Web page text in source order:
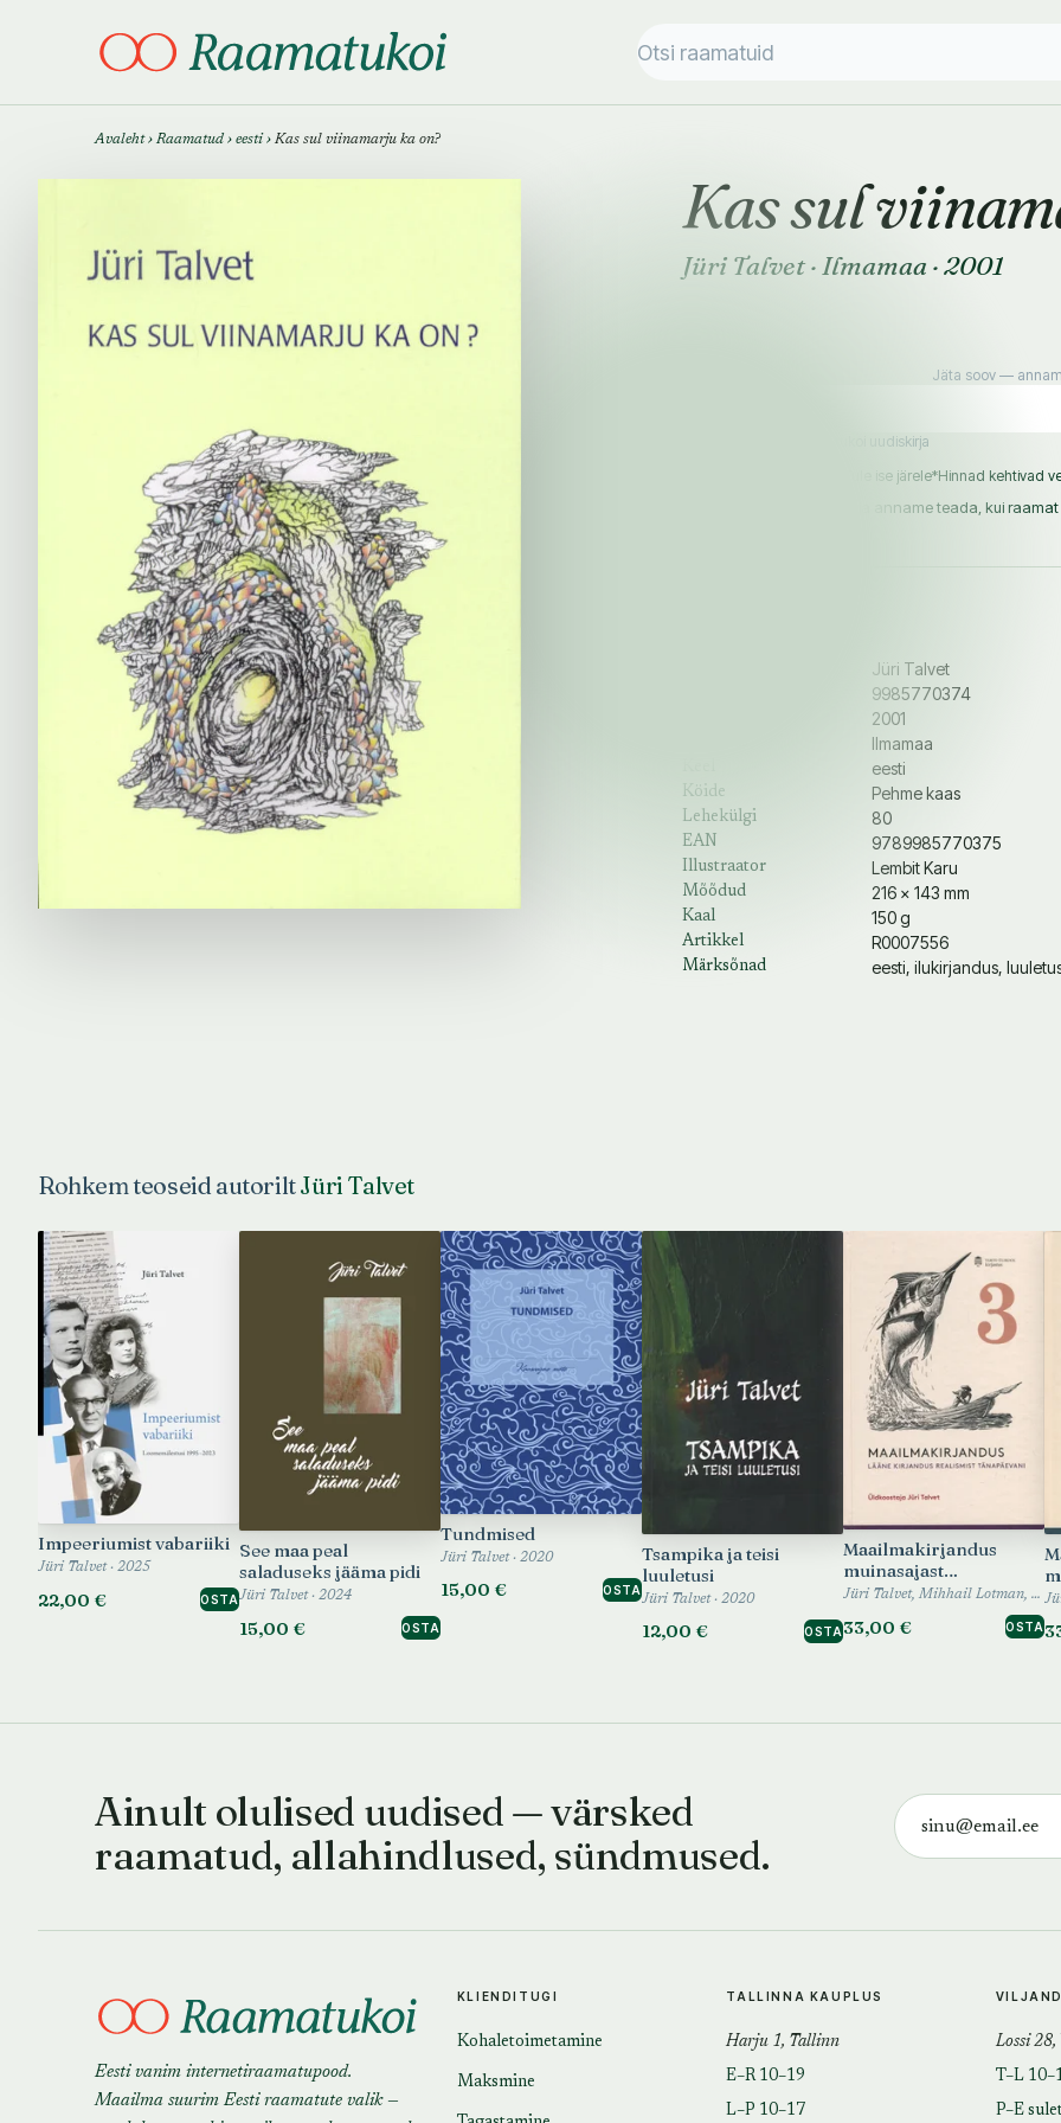
Avaleht› Raamatud › eesti › Kas sul viinamarju ka on?
Kas sul
Jüri Talvet·Ilmamaa ·2001
Jäta soov —
Soovin saada Raamatukoi uudiskirja
Tule ise järele*Hinnad kehtivad
Läbi müüdud — jäta soov ja anname teada, kui
Jüri Talvet
9985770374
2001
Ilmamaa
eesti
Köide Pehme kaas
Lehekülgi 80
EAN 9789985770375
Illustraator Lembit Karu
Mõõdud 216 × 143 mm
Kaal 150 g
Artikkel R0007556
Märksõnad eesti, ilukirjandus,
Rohkem teoseid autoriltJüri Talvet
Impeeriumist vabariiki
Jüri Talvet · 2025
22,00 € OSTA
See maa peal
saladuseks jääma pidi
Jüri Talvet · 2024
15,00 € OSTA
Tundmised
Jüri Talvet · 2020
15,00 € OSTA
Tsampika ja teisi
luuletusi
Jüri Talvet · 2020
12,00 € OSTA
Maailmakirjandus
muinasajast
tänapäevani
Jüri Talvet, Mihhail Lotman, Gustav Liiv, Luule Epner, Ülle Pärli, Kerttu Wagner · 2020
33,00 € OSTA
Ainult olulised uudised — värsked
raamatud, allahindlused, sündmused.
Eesti vanim internetiraamatupood.
Maailma suurim Eesti raamatute valik —
KLIENDITUGI
Kohaletoimetamine
Maksmine
TALLINNA KAUPLUS
Harju 1, Tallinn
E–R 10–19
L–P 10–17
Lossi
T–L
P–E
Otsi täpsemalt
Otsi täpsemalt